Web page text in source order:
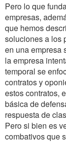
Pero lo que
empresas,
que hemos
soluciones a los
en una empresa
la empresa
temporal se
contratos y
estos contratos,
básica de
respuesta de
Pero si bien es
combativos que